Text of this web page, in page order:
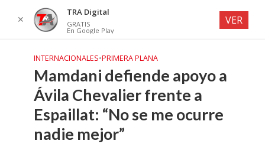
INTERNACIONALES•PRIMERA PLANA
Mamdani defiende apoyo a
Ávila Chevalier frente a
Espaillat: “No se me ocurre
nadie mejor”
✕
TRA Digital
GRATIS
En Google Play
VER